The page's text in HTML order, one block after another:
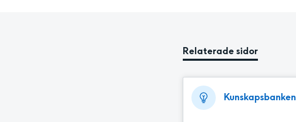
Relaterade sidor
Kunskapsbanken